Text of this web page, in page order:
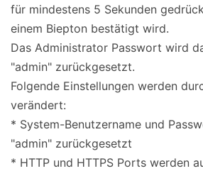
für mindestens 5 Sekunden
einem Biepton bestätigt wird.
Das Administrator Passwort wird
"admin" zurückgesetzt.
Folgende Einstellungen werden
verändert:
* System-Benutzername und
"admin" zurückgesetzt
* HTTP und HTTPS Ports werden